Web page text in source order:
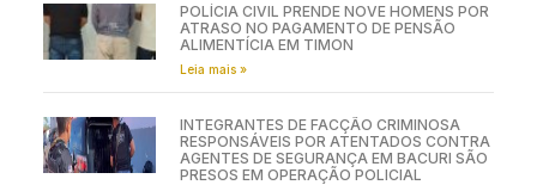
POLÍCIA CIVIL PRENDE NOVE HOMENS POR
ATRASO NO PAGAMENTO DE PENSÃO
ALIMENTÍCIA EM TIMON
Leia mais »
INTEGRANTES DE FACÇÃO CRIMINOSA
RESPONSÁVEIS POR ATENTADOS CONTRA
AGENTES DE SEGURANÇA EM BACURI SÃO
PRESOS EM OPERAÇÃO POLICIAL